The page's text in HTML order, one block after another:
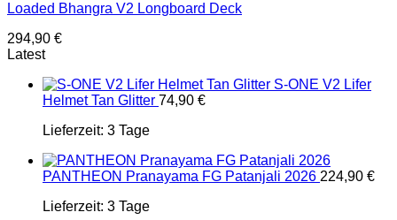
Loaded Bhangra V2 Longboard Deck
294,90 €
Latest
S-ONE V2 Lifer
Helmet Tan Glitter 74,90 €
Lieferzeit: 3 Tage
PANTHEON Pranayama FG Patanjali 2026 224,90 €
Lieferzeit: 3 Tage